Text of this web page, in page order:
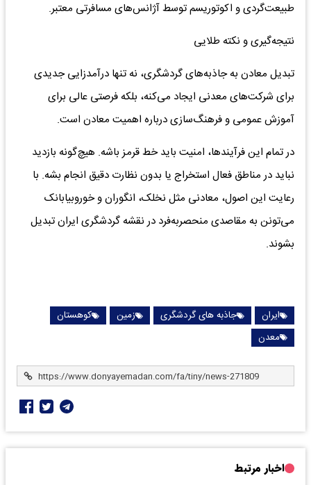
طبیعت‌گردی و اکوتوریسم توسط آژانس‌های مسافرتی معتبر.
نتیجه‌گیری و نکته طلایی
تبدیل معادن به جاذبه‌های گردشگری، نه تنها درآمدزایی جدیدی
برای شرکت‌های معدنی ایجاد می‌کنه، بلکه فرصتی عالی برای
آموزش عمومی و فرهنگ‌سازی درباره اهمیت معادن است.
در تمام این فرآیندها، امنیت باید خط قرمز باشه. هیچ‌گونه بازدید
نباید در مناطق فعال استخراج یا بدون نظارت دقیق انجام بشه. با
رعایت این اصول، معادنی مثل نخلک، انگوران و خوروبیابانک
می‌تونن به مقاصدی منحصر‌به‌فرد در نقشه گردشگری ایران تبدیل
بشوند.
ایران جاذبه های گردشگری زمین
کوهستان
معدن
اخبار مرتبط